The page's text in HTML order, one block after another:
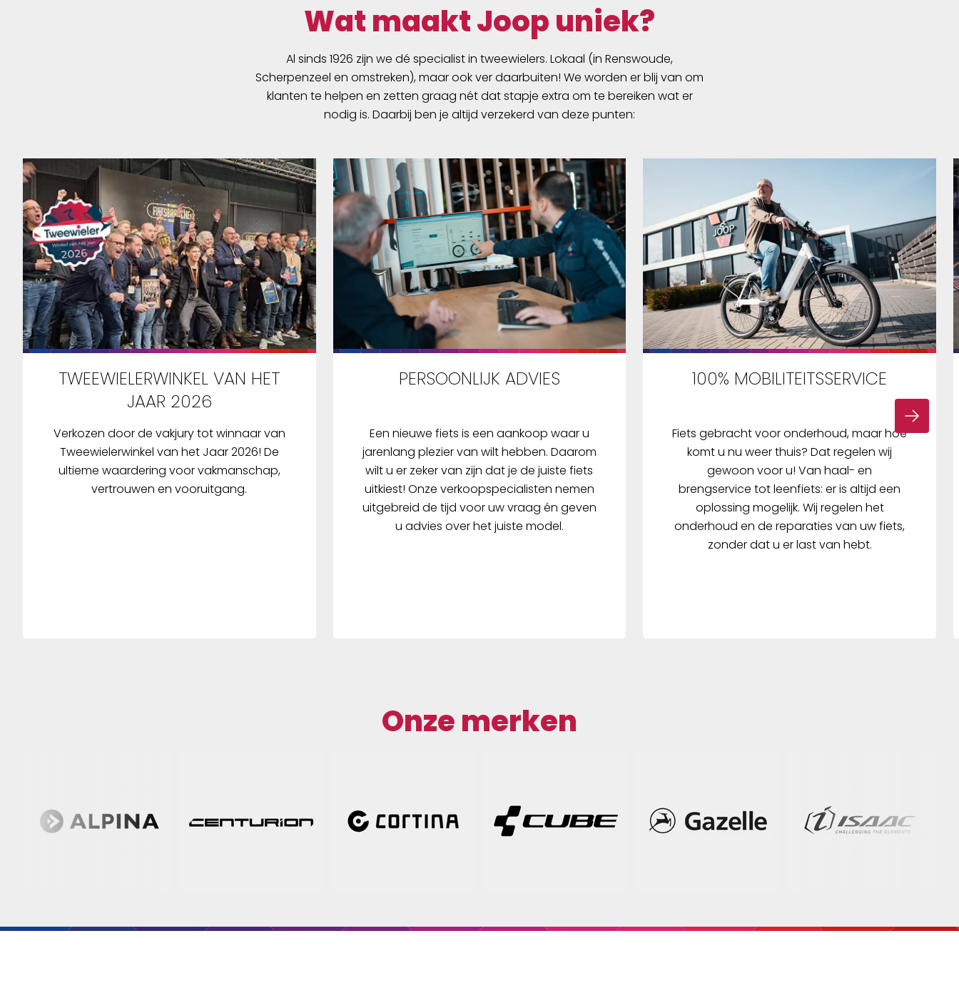
Wat maakt Joop uniek?
Al sinds 1926 zijn we dé specialist in tweewielers. Lokaal (in Renswoude,
Scherpenzeel en omstreken), maar ook ver daarbuiten! We worden er blij van om
klanten te helpen en zetten graag nét dat stapje extra om te bereiken wat er
nodig is. Daarbij ben je altijd verzekerd van deze punten:
TWEEWIELERWINKEL VAN HET
JAAR 2026
Verkozen door de vakjury tot winnaar van
Tweewielerwinkel van het Jaar 2026! De
ultieme waardering voor vakmanschap,
vertrouwen en vooruitgang.
PERSOONLIJK ADVIES
Een nieuwe fiets is een aankoop waar u
jarenlang plezier van wilt hebben. Daarom
wilt u er zeker van zijn dat je de juiste fiets
uitkiest! Onze verkoopspecialisten nemen
uitgebreid de tijd voor uw vraag én geven
u advies over het juiste model.
100% MOBILITEITSSERVICE
Fiets gebracht voor onderhoud, maar hoe
komt u nu weer thuis? Dat regelen wij
gewoon voor u! Van haal- en
brengservice tot leenfiets: er is altijd een
oplossing mogelijk. Wij regelen het
onderhoud en de reparaties van uw fiets,
zonder dat u er last van hebt.
Onze merken